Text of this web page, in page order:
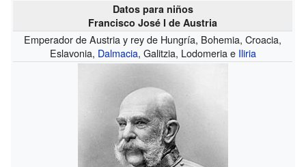
Datos para niños
Francisco José I de Austria
Emperador de Austria y rey de Hungría, Bohemia, Croacia,
Eslavonia, Dalmacia, Galitzia, Lodomeria e Iliria